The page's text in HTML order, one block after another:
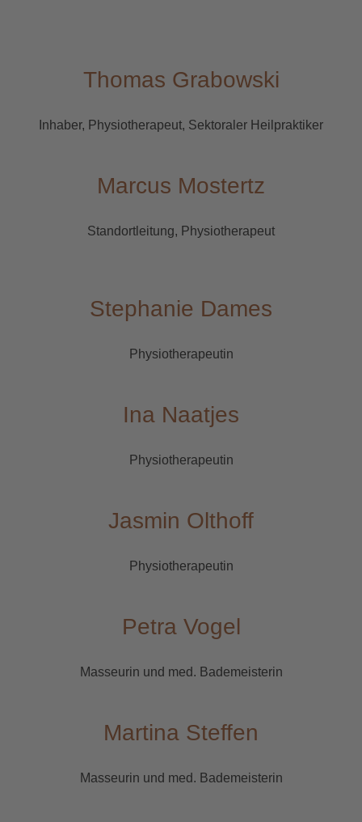
Thomas Grabowski
Inhaber, Physiotherapeut, Sektoraler Heilpraktiker
Marcus Mostertz
Standortleitung, Physiotherapeut
Stephanie Dames
Physiotherapeutin
Ina Naatjes
Physiotherapeutin
Jasmin Olthoff
Physiotherapeutin
Petra Vogel
Masseurin und med. Bademeisterin
Martina Steffen
Masseurin und med. Bademeisterin